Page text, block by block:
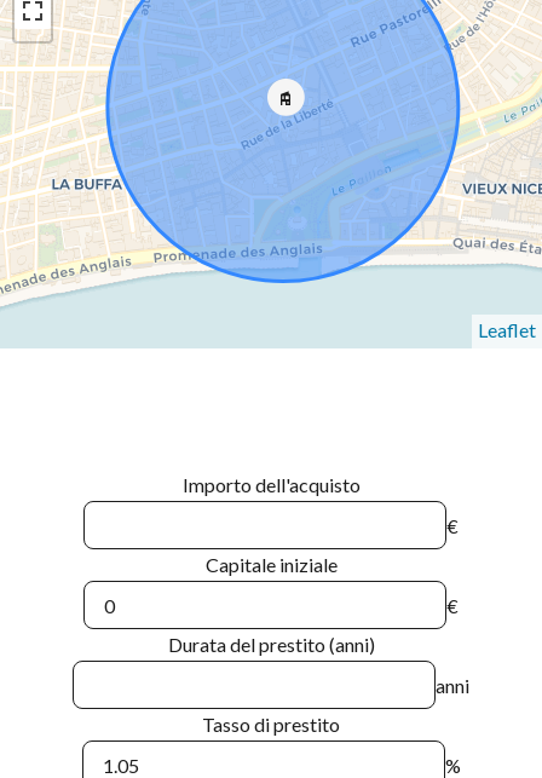
Leaflet
Importo dell'acquisto
€
Capitale iniziale
€
Durata del prestito (anni)
anni
Tasso di prestito
%